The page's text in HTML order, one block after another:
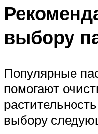
выбору
Популярные
помогают
выбору